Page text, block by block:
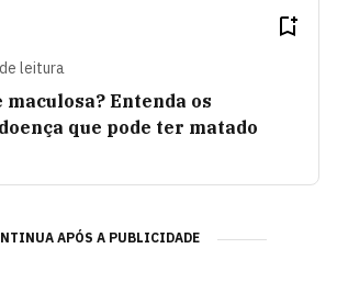
de leitura
maculosa? Entenda os
que pode ter matado
APÓS A PUBLICIDADE